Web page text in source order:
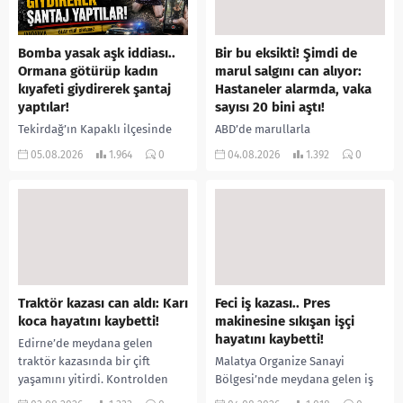
Bomba yasak aşk iddiası..
Ormana götürüp kadın
kıyafeti giydirerek şantaj
yaptılar!
Tekirdağ’ın Kapaklı ilçesinde
bir kişiyi, arkadaşının eşiyle
05.08.2026 1.964 0
Bir bu eksikti! Şimdi de
marul salgını can alıyor:
Hastaneler alarmda, vaka
sayısı 20 bini aştı!
ABD’de marullarla
ilişkilendirilen siklospora
04.08.2026 1.392 0
Traktör kazası can aldı: Karı
koca hayatını kaybetti!
Edirne’de meydana gelen
traktör kazasında bir çift
yaşamını yitirdi. Kontrolden
çıkarak devrilen traktörün
Feci iş kazası.. Pres
makinesine sıkışan işçi
hayatını kaybetti!
Malatya Organize Sanayi
Bölgesi’nde meydana gelen iş
kazasında, pres makinesine